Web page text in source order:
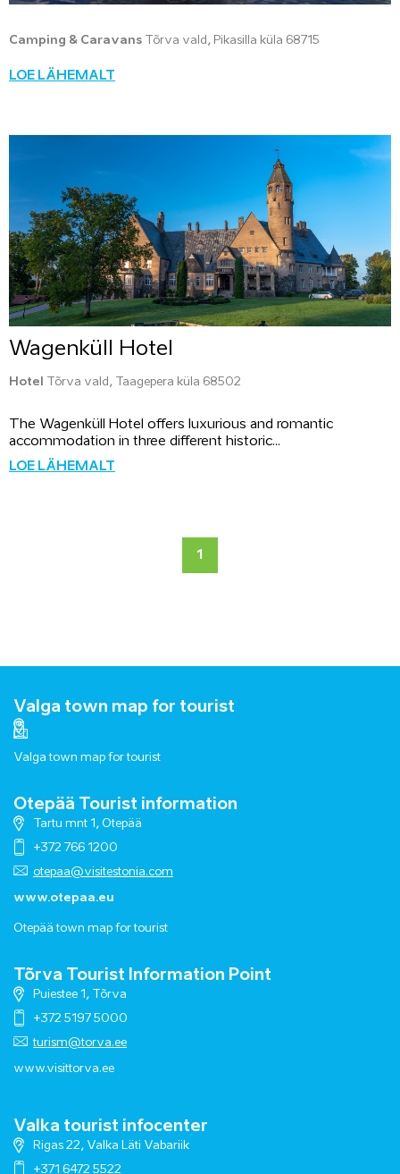
Camping & Caravans Tõrva vald, Pikasilla küla 68715
LOE LÄHEMALT
Wagenküll Hotel
Hotel Tõrva vald, Taagepera küla 68502
The Wagenküll Hotel offers luxurious and romantic
accommodation in three different historic...
LOE LÄHEMALT
1
Valga town map for tourist
Valga town map for tourist
Otepää Tourist information
Tartu mnt 1, Otepää
+372 766 1200
otepaa@visitestonia.com
www.otepaa.eu
Otepää town map for tourist
Tõrva Tourist Information Point
Puiestee 1, Tõrva
+372 5197 5000
turism@torva.ee
www.visittorva.ee
Valka tourist infocenter
Rigas 22, Valka Läti Vabariik
+371 6472 5522